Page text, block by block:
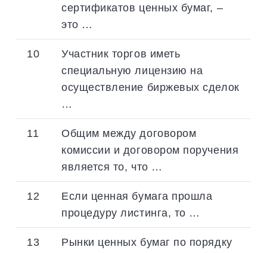
сертификатов ценных бумаг, –
это …
10
Участник торгов иметь
специальную лицензию на
осуществление биржевых сделок
…
11
Общим между договором
комиссии и договором поручения
является то, что …
12
Если ценная бумага прошла
процедуру листинга, то …
13
Рынки ценных бумаг по порядку